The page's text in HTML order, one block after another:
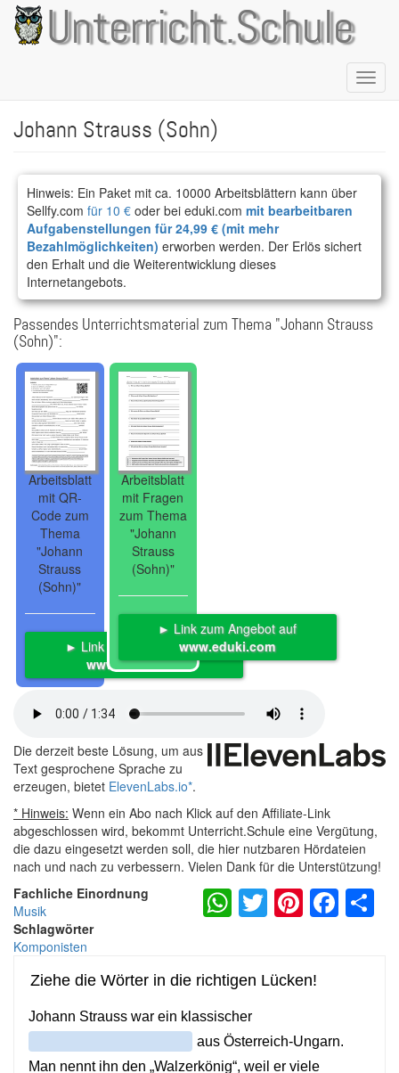
Direkt
zum
Inhalt
Unterricht.Schule
Johann Strauss (Sohn)
Hinweis: Ein Paket mit ca. 10000 Arbeitsblättern kann über
Sellfy.com für 10 € oder bei eduki.com mit bearbeitbaren
Aufgabenstellungen für 24,99 € (mit mehr
Bezahlmöglichkeiten) erworben werden. Der Erlös sichert
den Erhalt und die Weiterentwicklung dieses
Internetangebots.
Passendes Unterrichtsmaterial zum Thema "Johann Strauss
(Sohn)":
Arbeitsblatt
mit QR-
Code zum
Thema
"Johann
Strauss
(Sohn)"
► Link zum Angebot auf
www.eduki.com
Arbeitsblatt
mit Fragen
zum Thema
"Johann
Strauss
(Sohn)"
► Link zum Angebot auf
www.eduki.com
Die derzeit beste Lösung, um aus
Text gesprochene Sprache zu
erzeugen, bietet ElevenLabs.io*.
* Hinweis: Wenn ein Abo nach Klick auf den Affiliate-Link
abgeschlossen wird, bekommt Unterricht.Schule eine Vergütung,
die dazu eingesetzt werden soll, die hier nutzbaren Hördateien
nach und nach zu verbessern. Vielen Dank für die Unterstützung!
Fachliche Einordnung
Musik
Schlagwörter
Komponisten
WhatsApp
Twitter